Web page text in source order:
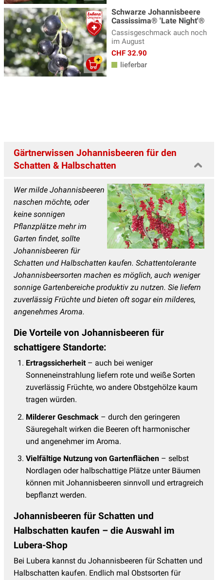
Schwarze Johannisbeere
Cassissima® 'Late Night'®
Cassisgeschmack auch noch
im August
CHF 32.90
lieferbar
Gärtnerwissen Johannisbeeren für den
Schatten & Halbschatten
Wer milde Johannisbeeren
naschen möchte, oder
keine sonnigen
Pflanzplätze mehr im
Garten findet, sollte
Johannisbeeren für
Schatten und Halbschatten kaufen. Schattentolerante
Johannisbeersorten machen es möglich, auch weniger
sonnige Gartenbereiche produktiv zu nutzen. Sie liefern
zuverlässig Früchte und bieten oft sogar ein milderes,
angenehmes Aroma.
Die Vorteile von Johannisbeeren für
schattigere Standorte:
Ertragssicherheit– auch bei weniger
Sonneneinstrahlung liefern rote und weiße Sorten
zuverlässig Früchte, wo andere Obstgehölze kaum
tragen würden.
Milderer Geschmack – durch den geringeren
Säuregehalt wirken die Beeren oft harmonischer
und angenehmer im Aroma.
Vielfältige Nutzung von Gartenflächen – selbst
Nordlagen oder halbschattige Plätze unter Bäumen
können mit Johannisbeeren sinnvoll und ertragreich
bepflanzt werden.
Johannisbeeren für Schatten und
Halbschatten kaufen – die Auswahl im
Lubera-Shop
Bei Lubera kannst du Johannisbeeren für Schatten und
Halbschatten kaufen. Endlich mal Obstsorten für